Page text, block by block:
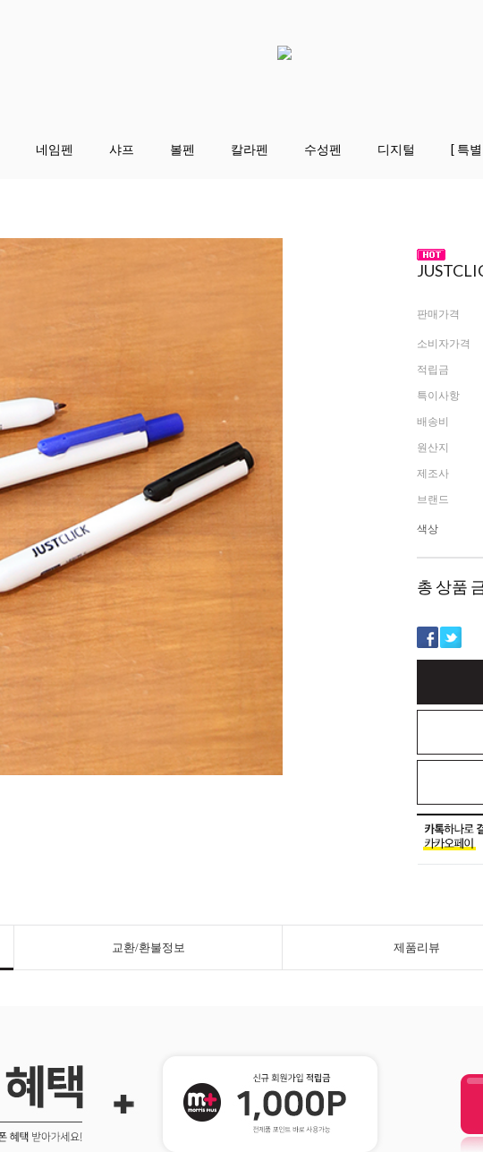
네임펜 샤프 볼펜 칼라펜 수성펜 디지털 [ 특
판매가격
소비자가격
적립금
특이사항
배송비
원산지
제조사
브랜드
색상
총 상품
교환/환불정보 제품리뷰